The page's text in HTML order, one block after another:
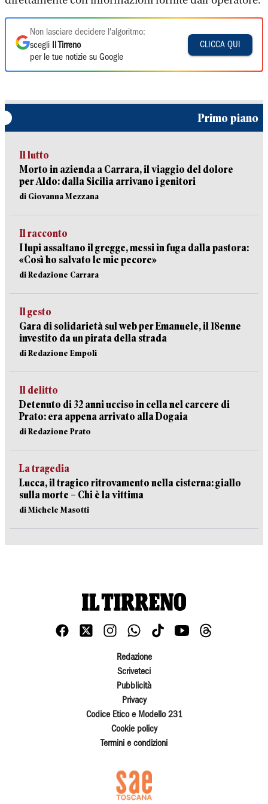
Non lasciare decidere l'algoritmo:
scegli
Il Tirreno
per le tue notizie su Google
CLICCA QUI
Primo piano
Il lutto
Morto in azienda a Carrara, il viaggio del dolore
per Aldo: dalla Sicilia arrivano i genitori
di Giovanna Mezzana
Il racconto
I lupi assaltano il gregge, messi in fuga dalla pastora:
«Così ho salvato le mie pecore»
di Redazione Carrara
Il gesto
Gara di solidarietà sul web per Emanuele, il 18enne
investito da un pirata della strada
di Redazione Empoli
Il delitto
Detenuto di 32 anni ucciso in cella nel carcere di
Prato: era appena arrivato alla Dogaia
di Redazione Prato
La tragedia
Lucca, il tragico ritrovamento nella cisterna: giallo
sulla morte – Chi è la vittima
di Michele Masotti
Redazione
Scriveteci
Pubblicità
Privacy
Codice Etico e Modello 231
Cookie policy
Termini e condizioni